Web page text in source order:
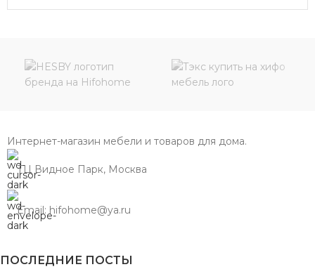
Интернет-магазин мебели и товаров для дома.
ТЦ Видное Парк, Москва
Email: hifohome@ya.ru
ПОСЛЕДНИЕ ПОСТЫ